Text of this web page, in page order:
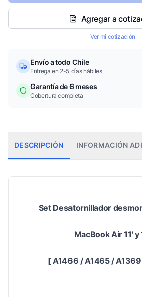
Agregar a
Ver mi cotización
Envío a todo Chile
Entrega en 2-5 días hábiles
Garantía de 6 meses
Cobertura completa
DESCRIPCIÓN INFORMACIÓN
Set Desatornillador
MacBook Air 11' y
[ A1466 / A1465 /